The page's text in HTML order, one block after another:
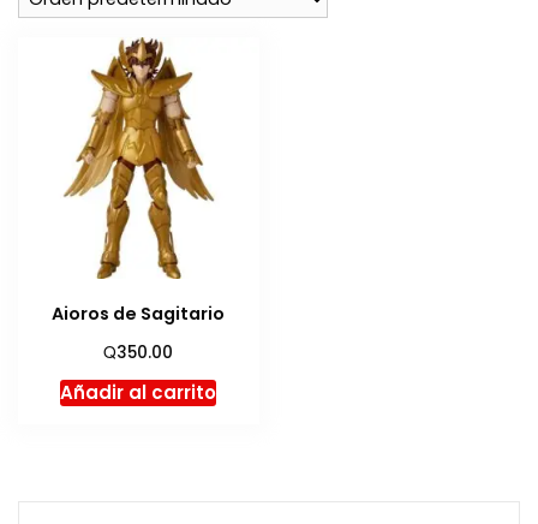
Aioros de Sagitario
Q350.00
Añadir al carrito